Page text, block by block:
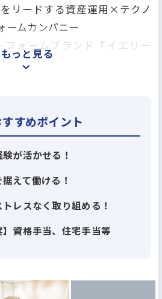
リードする資産運用×テクノ
ームカンパニー
ォームブランド『イエリー
にした金融資産の流通におけ
性」、
されることによる「流動性」を
仕組みの提供を、DX・AIなど
も駆使して行います。
ます。
もっと見る
すめポイント
験が活かせる！
えて働ける！
トレスなく取り組める！
】資格手当、住宅手当等